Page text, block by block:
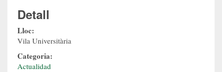
Detall
Lloc:
Vila Universitària
Categoria:
Actualidad